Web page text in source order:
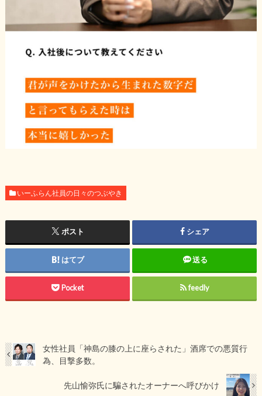
いーふらん社員の日々のつぶやき
ポスト シェア
はてブ 送る
Pocket feedly
女性社員「神島の膝の上に座らされた」酒席での悪質行
為、目撃多数。
先山愉弥氏に騙されたオーナーへ呼びかけ